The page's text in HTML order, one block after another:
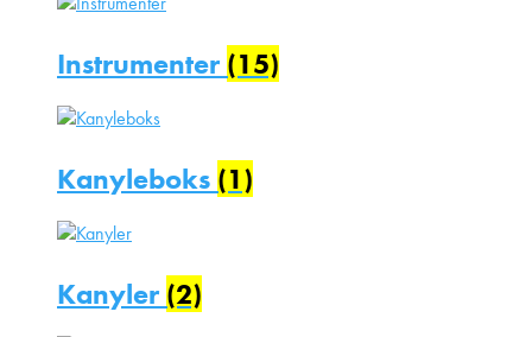
Instrumenter (15)
Kanyleboks (1)
Kanyler (2)